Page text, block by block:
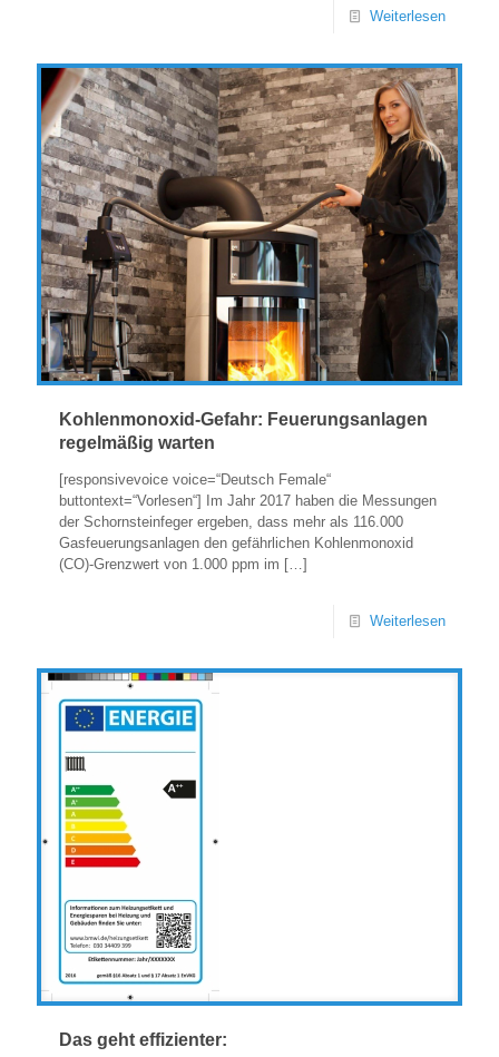
Weiterlesen
Kohlenmonoxid-Gefahr: Feuerungsanlagen
regelmäßig warten
[responsivevoice voice=“Deutsch Female“
buttontext=“Vorlesen“] Im Jahr 2017 haben die Messungen
der Schornsteinfeger ergeben, dass mehr als 116.000
Gasfeuerungsanlagen den gefährlichen Kohlenmonoxid
(CO)-Grenzwert von 1.000 ppm im […]
Weiterlesen
Das geht effizienter: